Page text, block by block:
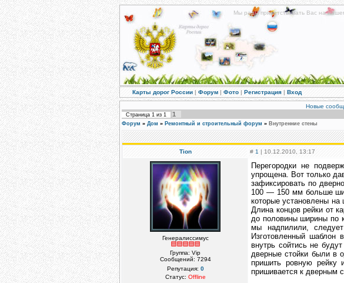
Мы рады приветствовать Вас на
Карты дорог России | Форум | Фото | Регистрация | Вход
Новые
Страница 1 из 1 1
Форум » Дом » Ремонтный и строительный форум » Внутренние стены
Tion # 1 | 10.12.2010, 13:17
Генералиссимус
Группа: Vip
Сообщений: 7294
Репутация: 0
Статус: Offline
Перегородки не
упрощена. Вот только
зафиксировать по
100 — 150 мм больше
которые установлены
Длина концов рейки от
до половины ширины по
мы надпилили,
Изготовленный шаблон
внутрь сойтись не
дверные стойки были в
пришить ровную
пришивается к дверным